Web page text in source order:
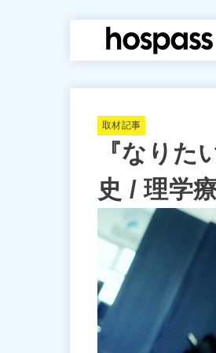
hospass
取材記事
『なりた
史 / 理学